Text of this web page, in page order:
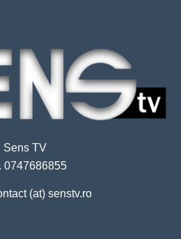
Sens TV
0747686855
(at) senstv.ro